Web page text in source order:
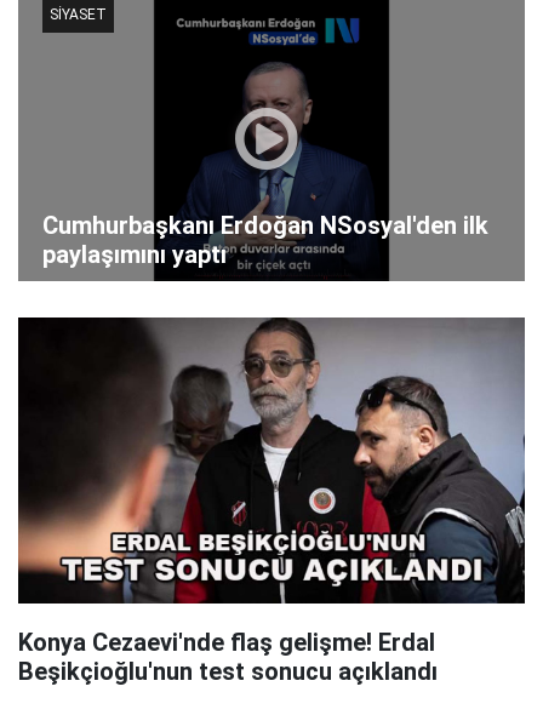
Cumhurbaşkanı Erdoğan NSosyal'den ilk
paylaşımını yaptı
SİYASET
Konya Cezaevi'nde flaş gelişme! Erdal
Beşikçioğlu'nun test sonucu açıklandı